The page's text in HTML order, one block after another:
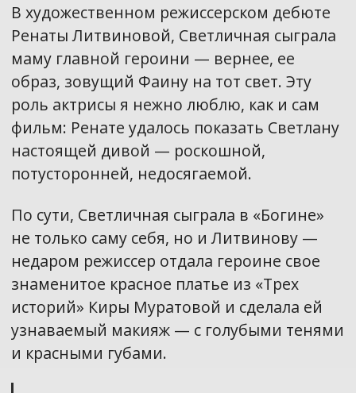
В художественном режиссерском дебюте
Ренаты Литвиновой, Светличная сыграла
маму главной героини — вернее, ее
образ, зовущий Фаину на тот свет. Эту
роль актрисы я нежно люблю, как и сам
фильм: Ренате удалось показать Светлану
настоящей дивой — роскошной,
потусторонней, недосягаемой.
По сути, Светличная сыграла в «Богине»
не только саму себя, но и Литвинову —
недаром режиссер отдала героине свое
знаменитое красное платье из «Трех
историй» Киры Муратовой и сделала ей
узнаваемый макияж — с голубыми тенями
и красными губами.